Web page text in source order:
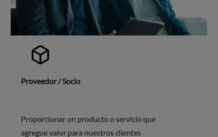
Proveedor / Socio
Proporcionar un producto o servicio que
agregue valor para nuestros clientes